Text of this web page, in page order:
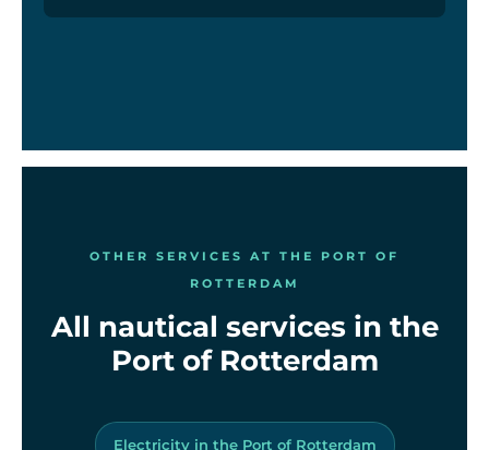
OTHER SERVICES AT THE PORT OF
ROTTERDAM
All nautical services in the
Port of Rotterdam
Electricity in the Port of Rotterdam